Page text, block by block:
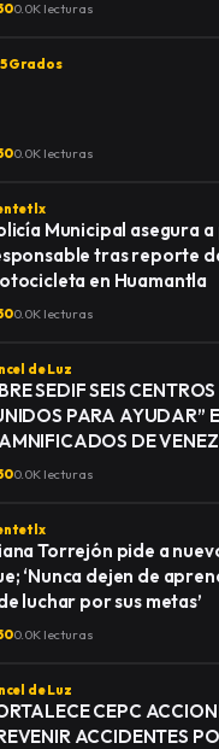
0.0K lecturas
Grados
0.0K lecturas
Municipal asegura
tras reporte
en Huamantla
0.0K lecturas
de Luz
SEDIF SEIS
PARA AYUDAR”
DE
0.0K lecturas
Torrejón pide a
‘Nunca dejen de
luchar por sus metas’
0.0K lecturas
de Luz
CEPC
ACCIDENTES